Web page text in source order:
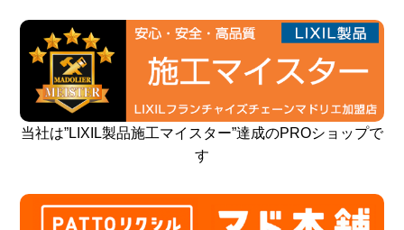
当社は”LIXIL製品施工マイスター”達成のPROショップで
す